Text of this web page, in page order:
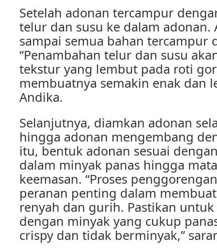
Setelah adonan tercampur
telur dan susu ke dalam adonan.
sampai semua bahan tercampur
“Penambahan telur dan susu
tekstur yang lembut pada roti
membuatnya semakin enak dan
Andika.
Selanjutnya, diamkan adonan
hingga adonan mengembang
itu, bentuk adonan sesuai
dalam minyak panas hingga
keemasan. “Proses
peranan penting dalam
renyah dan gurih. Pastikan
dengan minyak yang cukup
crispy dan tidak berminyak,”